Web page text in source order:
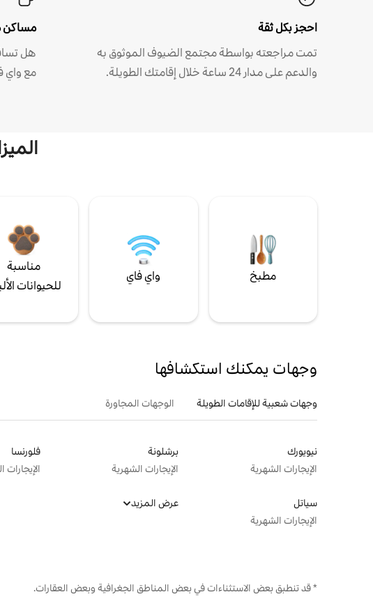
احجز بكل ثقة
تمت مراجعته بواسطة مجتمع الضيوف الموثوق به
والدعم على مدار 24 ساعة خلال إقامتك الطويلة.
مساكن
هل
مع واي
مطبخ واي فاي
مناسبة
للحيوانات
وجهات يمكنك استكشافها
وجهات شعبية للإقامات الطويلة الوجهات المجاورة
نيويورك
الإيجارات الشهرية
برشلونة
الإيجارات الشهرية
فلورنسا
الإيجارات
سياتل
الإيجارات الشهرية
عرض المزيد
* قد تنطبق بعض الاستثناءات في بعض المناطق الجغرافية وبعض العقارات.